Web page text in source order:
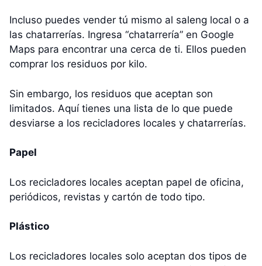
Incluso puedes vender tú mismo al saleng local o a
las chatarrerías. Ingresa “chatarrería” en Google
Maps para encontrar una cerca de ti. Ellos pueden
comprar los residuos por kilo.
Sin embargo, los residuos que aceptan son
limitados. Aquí tienes una lista de lo que puede
desviarse a los recicladores locales y chatarrerías.
Papel
Los recicladores locales aceptan papel de oficina,
periódicos, revistas y cartón de todo tipo.
Plástico
Los recicladores locales solo aceptan dos tipos de